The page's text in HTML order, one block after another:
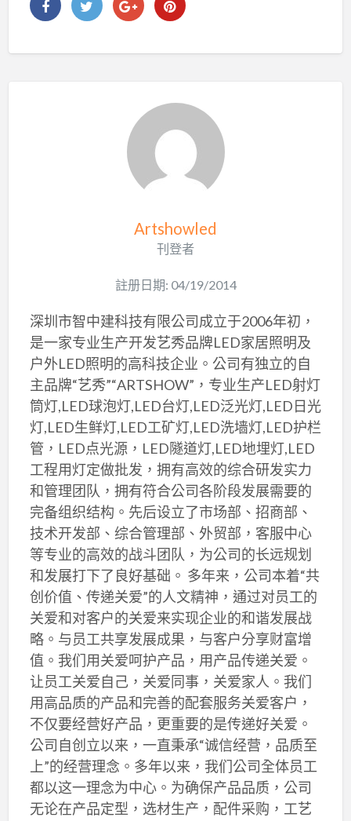
Artshowled
刊登者
註册日期: 04/19/2014
深圳市智中建科技有限公司成立于2006年初，
是一家专业生产开发艺秀品牌LED家居照明及
户外LED照明的高科技企业。公司有独立的自
主品牌“艺秀”“ARTSHOW”，专业生产LED射灯
筒灯,LED球泡灯,LED台灯,LED泛光灯,LED日光
灯,LED生鲜灯,LED工矿灯,LED洗墙灯,LED护栏
管，LED点光源，LED隧道灯,LED地埋灯,LED
工程用灯定做批发，拥有高效的综合研发实力
和管理团队，拥有符合公司各阶段发展需要的
完备组织结构。先后设立了市场部、招商部、
技术开发部、综合管理部、外贸部，客服中心
等专业的高效的战斗团队，为公司的长远规划
和发展打下了良好基础。 多年来，公司本着“共
创价值、传递关爱”的人文精神，通过对员工的
关爱和对客户的关爱来实现企业的和谐发展战
略。与员工共享发展成果，与客户分享财富增
值。我们用关爱呵护产品，用产品传递关爱。
让员工关爱自己，关爱同事，关爱家人。我们
用高品质的产品和完善的配套服务关爱客户，
不仅要经营好产品，更重要的是传递好关爱。
公司自创立以来，一直秉承“诚信经营，品质至
上”的经营理念。多年以来，我们公司全体员工
都以这一理念为中心。为确保产品品质，公司
无论在产品定型，选材生产，配件采购，工艺